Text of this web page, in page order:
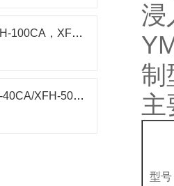
XFH-75CA，XFH-100CA，XFH-150CA、XFH-200CA压力蒸汽灭菌器技术参数
XFH-30CA/XFH-40CA/XFH-50CA压力蒸汽灭菌器技术参数
浸
制
主
型号